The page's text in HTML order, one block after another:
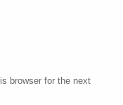
browser for the next